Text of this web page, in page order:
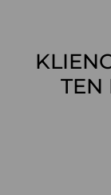
TEN